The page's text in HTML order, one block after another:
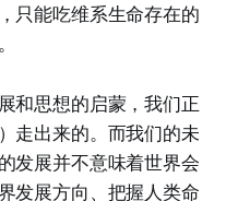
只能吃维系生命存在的
和思想的启蒙，我们正
走出来的。而我们的未
发展并不意味着世界会
发展方向、把握人类命